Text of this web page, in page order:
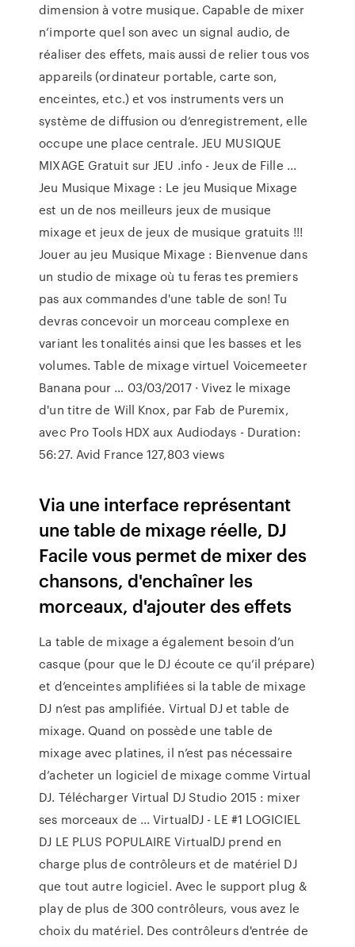
dimension à votre musique. Capable de mixer
n’importe quel son avec un signal audio, de
réaliser des effets, mais aussi de relier tous vos
appareils (ordinateur portable, carte son,
enceintes, etc.) et vos instruments vers un
système de diffusion ou d’enregistrement, elle
occupe une place centrale. JEU MUSIQUE
MIXAGE Gratuit sur JEU .info - Jeux de Fille ...
Jeu Musique Mixage : Le jeu Musique Mixage
est un de nos meilleurs jeux de musique
mixage et jeux de jeux de musique gratuits !!!
Jouer au jeu Musique Mixage : Bienvenue dans
un studio de mixage où tu feras tes premiers
pas aux commandes d'une table de son! Tu
devras concevoir un morceau complexe en
variant les tonalités ainsi que les basses et les
volumes. Table de mixage virtuel Voicemeeter
Banana pour … 03/03/2017 · Vivez le mixage
d'un titre de Will Knox, par Fab de Puremix,
avec Pro Tools HDX aux Audiodays - Duration:
56:27. Avid France 127,803 views
Via une interface représentant
une table de mixage réelle, DJ
Facile vous permet de mixer des
chansons, d'enchaîner les
morceaux, d'ajouter des effets
La table de mixage a également besoin d’un
casque (pour que le DJ écoute ce qu’il prépare)
et d’enceintes amplifiées si la table de mixage
DJ n’est pas amplifiée. Virtual DJ et table de
mixage. Quand on possède une table de
mixage avec platines, il n’est pas nécessaire
d’acheter un logiciel de mixage comme Virtual
DJ. Télécharger Virtual DJ Studio 2015 : mixer
ses morceaux de ... VirtualDJ - LE #1 LOGICIEL
DJ LE PLUS POPULAIRE VirtualDJ prend en
charge plus de contrôleurs et de matériel DJ
que tout autre logiciel. Avec le support plug &
play de plus de 300 contrôleurs, vous avez le
choix du matériel. Des contrôleurs d'entrée de